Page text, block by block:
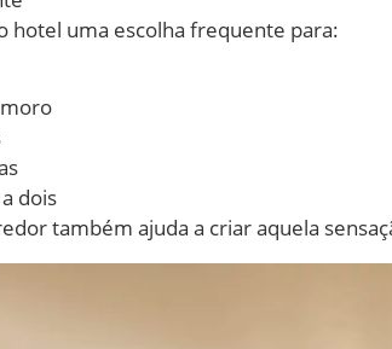
hotel uma escolha frequente para:
dois
também ajuda a criar aquela